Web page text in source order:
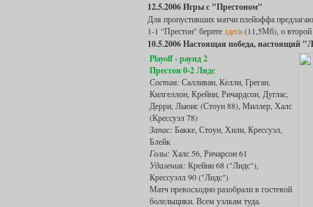
12.5.2006 Игры с "Престоном"
Для пропустивших матчи плейоффа
1-1 "Престон" беритездесь(11,5Мб), о
10.5.2006 Настоящая победа, настоящий
Playoff - раунд 2
Престон 0-2 Лидс
Состав: Салливан, Келли, Греган,
Килгеллон, Крейни, Ричардсон, Дуглас,
Дерри, Льюис (Стоун 88), Миллер, Халс
(Крессуэл 78)
Запас: Бакке, Стоун, Хили, Крессуэл,
Блейк
Голы: Халс 56, Ричарсон 61
Удаления: Крейни 68 ("Лидс"),
Крессуэлл 90 ("Лидс")
Матч превосходно разобрали в гостевой
болельщики. Всем уэлкам туда.